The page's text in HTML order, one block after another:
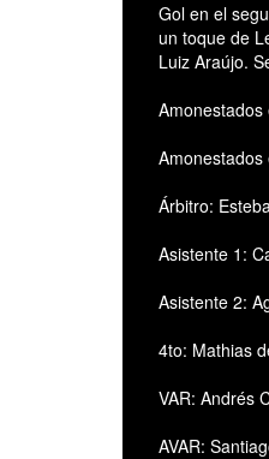
Gol en el
un toque de
Luiz Araújo.
Árbitro:
Asistente 1:
Asistente 2:
4to: Mathias
VAR: Andrés
AVAR: